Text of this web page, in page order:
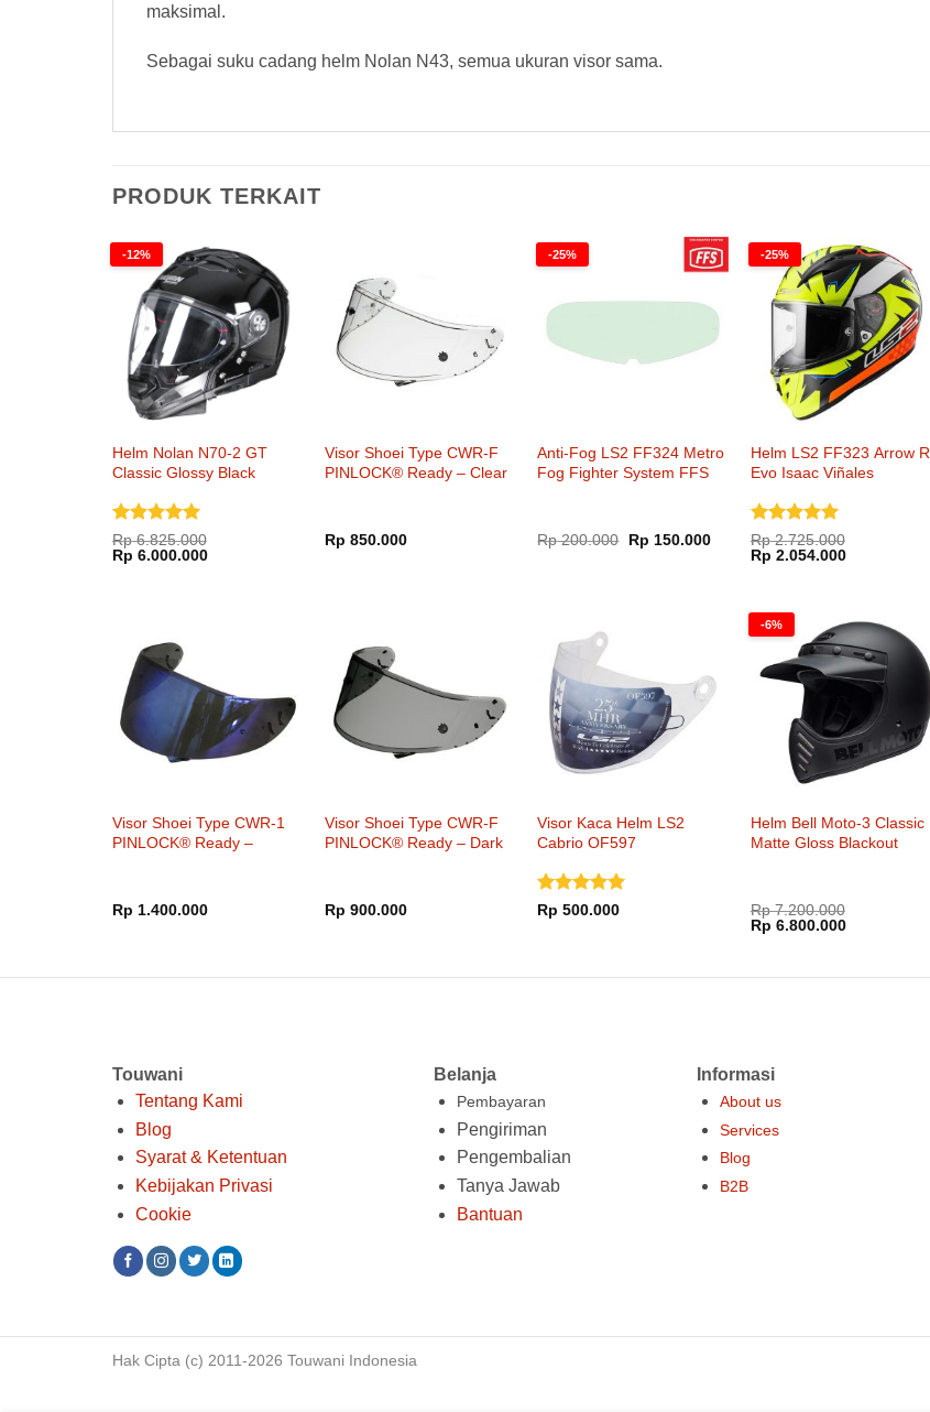
maksimal.
Sebagai suku cadang helm Nolan N43, semua ukuran visor sama.
PRODUK TERKAIT
-12%
Helm Nolan N70-2 GT
Classic Glossy Black
Dinilai5
dari 5
Rp6.825.000
Harga
aslinya
Rp 6.000.000Harga
Visor Shoei Type CWR-F
PINLOCK® Ready – Clear
Rp 850.000
-25%
Anti-Fog LS2 FF324 Metro
Fog Fighter System FFS
Rp200.000 Harga
aslinya
Rp 150.000Harga
-25%
Helm LS2 FF323 Arrow R
Evo Isaac Viñales
Dinilai5
dari 5
Rp2.725.000
Harga
aslinya
Rp 2.054.000Harga
Visor Shoei Type CWR-1
PINLOCK® Ready –
Rp 1.400.000
Visor Shoei Type CWR-F
PINLOCK® Ready – Dark
Rp 900.000
Visor Kaca Helm LS2
Cabrio OF597
Dinilai5
Rp 500.000
-6%
Helm Bell Moto-3 Classic
Matte Gloss Blackout
Rp7.200.000
Harga
aslinya
Rp 6.800.000Harga
Touwani
Tentang Kami
Blog
Syarat & Ketentuan
Kebijakan Privasi
Cookie
Belanja
Pembayaran
Pengiriman
Pengembalian
Tanya Jawab
Bantuan
Informasi
About us
Services
Blog
B2B
Hak Cipta (c) 2011-2026 Touwani Indonesia